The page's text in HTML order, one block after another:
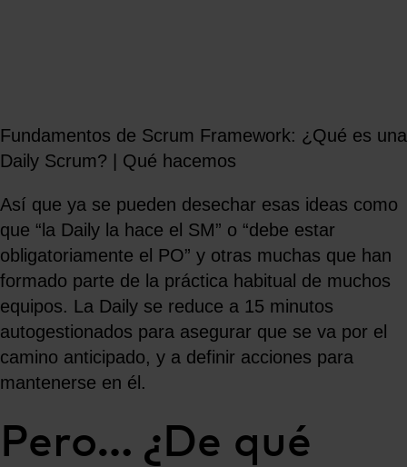
Fundamentos de Scrum Framework: ¿Qué es una
Daily Scrum? | Qué hacemos
Así que ya se pueden desechar esas ideas como
que “la Daily la hace el SM” o “debe estar
obligatoriamente el PO” y otras muchas que han
formado parte de la práctica habitual de muchos
equipos. La Daily se reduce a 15 minutos
autogestionados para asegurar que se va por el
camino anticipado, y a definir acciones para
mantenerse en él.
Pero… ¿De qué